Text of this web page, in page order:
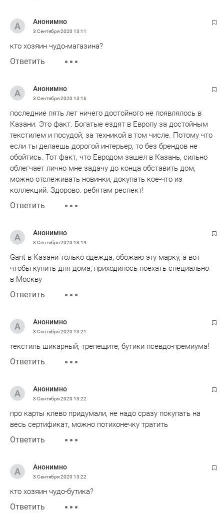
Анонимно
3 Сентября 2020 13:11
кто хозяин чудо-магазина?
Ответить
Анонимно
3 Сентября 2020 13:16
последние пять лет ничего достойного не появлялось в
Казани. Это факт. Богатые ездят в Европу за достойным
текстилем и посудой, за техникой в том числе. Потому что
если ты делаешь дорогой интерьер, то без брендов не
обойтись. Тот факт, что Евродом зашел в Казань, сильно
облегчает лично мне задачу до конца обставить дом,
можно отслеживать новинки, докупать кое-что из
коллекций. Здорово. ребятам респект!
Ответить
Анонимно
3 Сентября 2020 13:19
Gant в Казани только одежда, обожаю эту марку, а вот
чтобы купить для дома, приходилось поехать специально
в Москву
Ответить
Анонимно
3 Сентября 2020 13:21
текстиль шикарный, трепещите, бутики псевдо-премиума!
Ответить
Анонимно
3 Сентября 2020 13:22
про карты клево придумали, не надо сразу покупать на
весь сертификат, можно потихонечку тратить
Ответить
Анонимно
3 Сентября 2020 13:22
кто хозяин чудо-бутика?
Ответить